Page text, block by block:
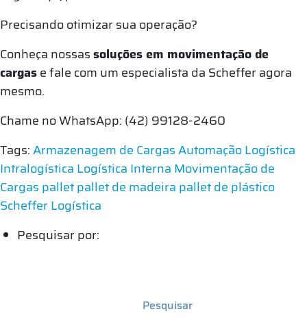
Precisando otimizar sua operação?
Conheça nossassoluções em movimentação de
cargase fale com um especialista da Scheffer agora
mesmo.
Chame no WhatsApp: (42) 99128-2460
Tags:Armazenagem de CargasAutomação Logística
Intralogística Logística Interna Movimentação de
Cargas palletpallet de madeira pallet de plástico
Scheffer Logística
Pesquisar por: